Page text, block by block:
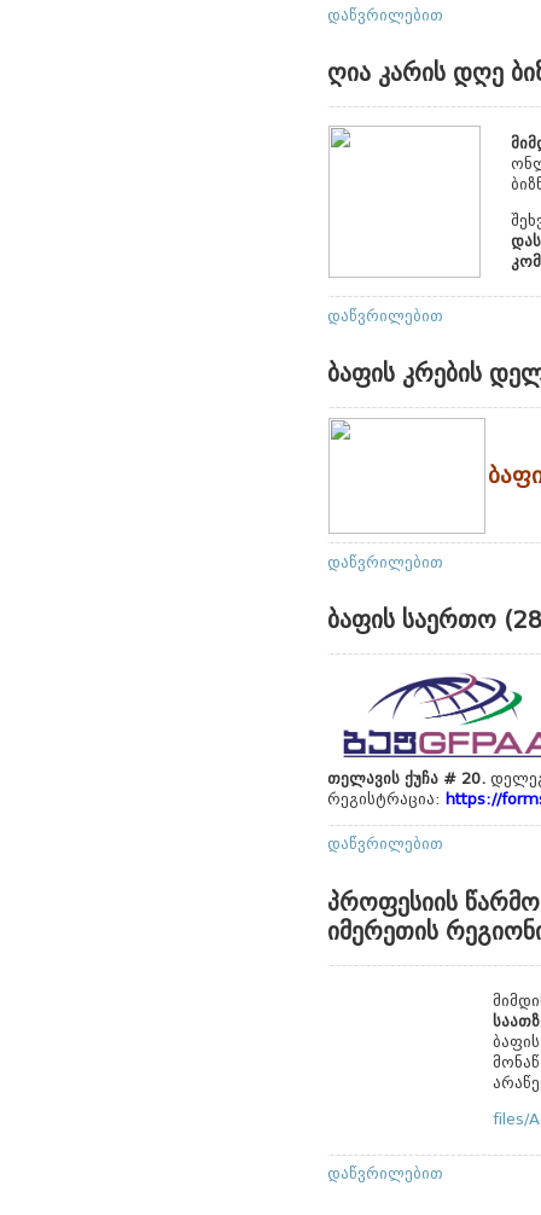
დაწვრილებით
ღია კარის დღე
დაწვრილებით
ბაფის კრების
დაწვრილებით
ბაფის საერთო
თელავის ქუჩა # 20.
რეგისტრაცია: https://
დაწვრილებით
პროფესიის
იმერეთის
files/
დაწვრილებით